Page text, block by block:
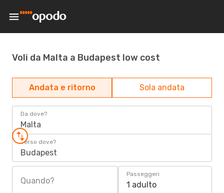
Voli da Malta a Budapest low cost
Andata e ritorno Sola andata
Da dove?
Malta
Verso dove?
Budapest
Quando?
Passeggeri
1 adulto